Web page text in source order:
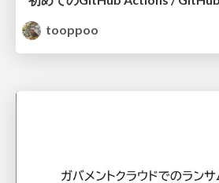
tooppoo